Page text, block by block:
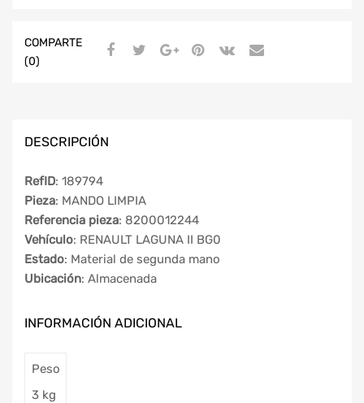
COMPARTE
(0)
DESCRIPCIÓN
RefID: 189794
Pieza: MANDO LIMPIA
Referencia pieza: 8200012244
Vehículo: RENAULT LAGUNA II BG0
Estado: Material de segunda mano
Ubicación: Almacenada
INFORMACIÓN ADICIONAL
Peso
3 kg